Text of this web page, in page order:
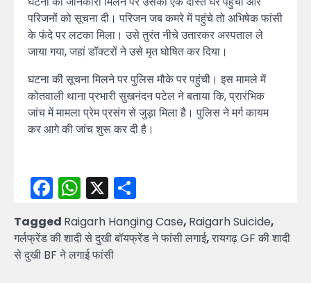
परिजनों को सूचना दी। परिजन जब कमरे में पहुंचे तो अभिषेक फांसी
के फंदे पर लटका मिला। उसे तुरंत नीचे उतारकर अस्पताल ले
जाया गया, जहां डॉक्टरों ने उसे मृत घोषित कर दिया।
घटना की सूचना मिलने पर पुलिस मौके पर पहुंची। इस मामले में
कोतवाली थाना प्रभारी सुखनंदन पटेल ने बताया कि, प्रारंभिक
जांच में मामला प्रेम प्रसंग से जुड़ा मिला है। पुलिस ने मर्ग कायम
कर आगे की जांच शुरू कर दी है।
Facebook
WhatsApp
X
Tagged Raigarh Hanging Case, Raigarh Suicide,
गर्लफ्रेंड की शादी से दुखी बॉयफ्रेंड ने फांसी लगाई,रायगढ़ GF की शादी
से दुखी BF ने लगाई फांसी